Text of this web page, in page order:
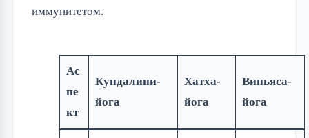
иммунитетом.
Ас
пе
кт
Кундалини-
йога
Хатха-
йога
Виньяса-
йога